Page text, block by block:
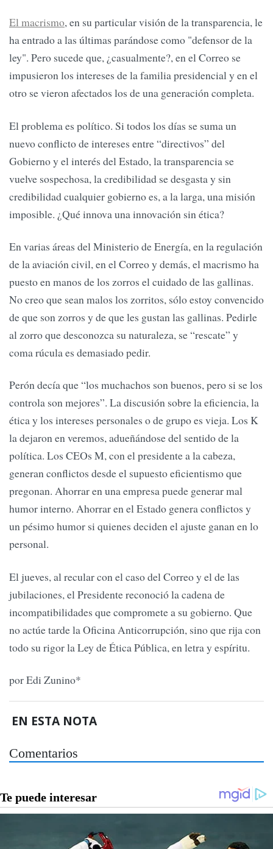
El macrismo, en su particular visión de la transparencia, le
ha entrado a las últimas parándose como "defensor de la
ley". Pero sucede que, ¿casualmente?, en el Correo se
impusieron los intereses de la familia presidencial y en el
otro se vieron afectados los de una generación completa.
El problema es político. Si todos los días se suma un
nuevo conflicto de intereses entre “directivos” del
Gobierno y el interés del Estado, la transparencia se
vuelve sospechosa, la credibilidad se desgasta y sin
credibilidad cualquier gobierno es, a la larga, una misión
imposible. ¿Qué innova una innovación sin ética?
En varias áreas del Ministerio de Energía, en la regulación
de la aviación civil, en el Correo y demás, el macrismo ha
puesto en manos de los zorros el cuidado de las gallinas.
No creo que sean malos los zorritos, sólo estoy convencido
de que son zorros y de que les gustan las gallinas. Pedirle
al zorro que desconozca su naturaleza, se “rescate” y
coma rúcula es demasiado pedir.
Perón decía que “los muchachos son buenos, pero si se los
controla son mejores”. La discusión sobre la eficiencia, la
ética y los intereses personales o de grupo es vieja. Los K
la dejaron en veremos, adueñándose del sentido de la
política. Los CEOs M, con el presidente a la cabeza,
generan conflictos desde el supuesto eficientismo que
pregonan. Ahorrar en una empresa puede generar mal
humor interno. Ahorrar en el Estado genera conflictos y
un pésimo humor si quienes deciden el ajuste ganan en lo
personal.
El jueves, al recular con el caso del Correo y el de las
jubilaciones, el Presidente reconoció la cadena de
incompatibilidades que compromete a su gobierno. Que
no actúe tarde la Oficina Anticorrupción, sino que rija con
todo su rigor la Ley de Ética Pública, en letra y espíritu.
por Edi Zunino*
EN ESTA NOTA
Comentarios